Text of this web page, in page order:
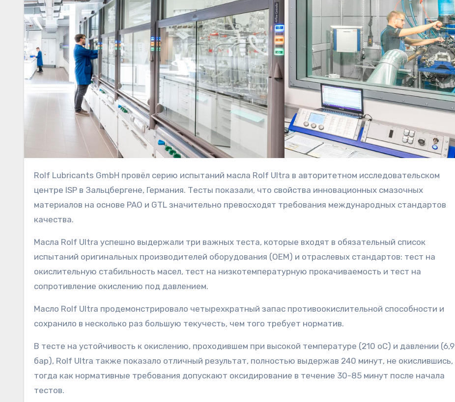
Rolf Lubricants GmbH провёл серию испытаний масла Rolf Ultra в авторитетном исследовательском
центре ISP в Зальцбергене, Германия. Тесты показали, что свойства инновационных смазочных
материалов на основе PAO и GTL значительно превосходят требования международных стандартов
качества.
Масла Rolf Ultra успешно выдержали три важных теста, которые входят в обязательный список
испытаний оригинальных производителей оборудования (OEM) и отраслевых стандартов: тест на
окислительную стабильность масел, тест на низкотемпературную прокачиваемость и тест на
сопротивление окислению под давлением.
Масло Rolf Ultra продемонстрировало четырехкратный запас противоокислительной способности и
сохранило в несколько раз большую текучесть, чем того требует норматив.
В тесте на устойчивость к окислению, проходившем при высокой температуре (210 оС) и давлении (6,9
бар), Rolf Ultra также показало отличный результат, полностью выдержав 240 минут, не окислившись,
тогда как нормативные требования допускают оксидирование в течение 30-85 минут после начала
тестов.